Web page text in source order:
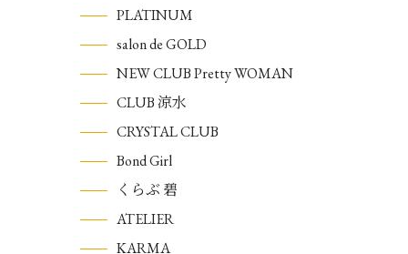
PLATINUM
salon de GOLD
NEW CLUB Pretty WOMAN
CLUB 涼水
CRYSTAL CLUB
Bond Girl
くらぶ 碧
ATELIER
KARMA